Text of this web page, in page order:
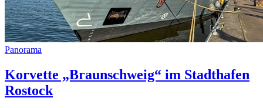
Panorama
Korvette „Braunschweig“ im Stadthafen
Rostock